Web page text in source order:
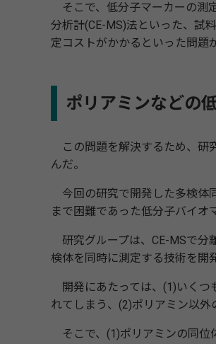
そこで、低分子マーカーの測
分析計(CE-MS)法といった、試
定コストがかかるといった問題
ポリアミンなどの
この問題を解決するため、研
んだ。
今回の研究で開発した多検体
まで困難であった低分子バイオ
研究グループは、CE-MSで分
検体を同時に測定する技術を開
開発にあたっては、(1)いくつ
れてしまう、(2)ポリアミン以外
そこで、(1)ポリアミンの同位